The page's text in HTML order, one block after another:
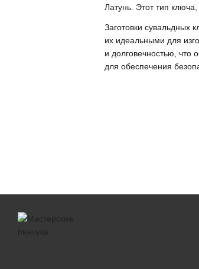
Латунь. Этот тип
Заготовки сувальдных
их идеальными для
и долговечностью, что
для обеспечения